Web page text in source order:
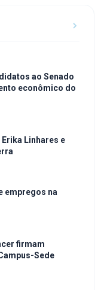
ao Senado
econômico do
Erika Linhares e
empregos na
firmam
Sede